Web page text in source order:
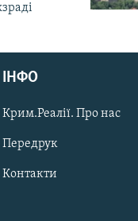
ІНФО
Крим.Реалії. Про нас
Передрук
Контакти